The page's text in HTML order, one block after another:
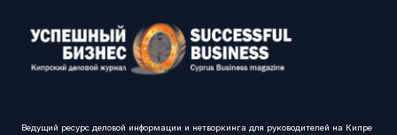
Ведущий ресурс деловой информации и нетворкинга для руководителей на Кипре